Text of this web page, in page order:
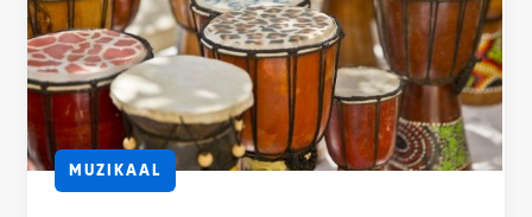
MUZIKAAL